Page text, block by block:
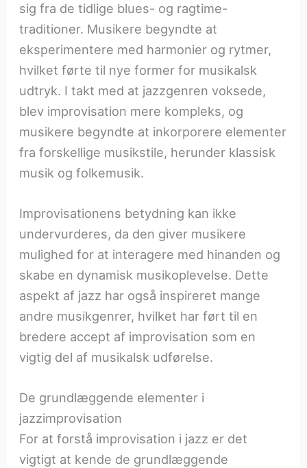
sig fra de tidlige blues- og ragtime-
traditioner. Musikere begyndte at
eksperimentere med harmonier og rytmer,
hvilket førte til nye former for musikalsk
udtryk. I takt med at jazzgenren voksede,
blev improvisation mere kompleks, og
musikere begyndte at inkorporere elementer
fra forskellige musikstile, herunder klassisk
musik og folkemusik.
Improvisationens betydning kan ikke
undervurderes, da den giver musikere
mulighed for at interagere med hinanden og
skabe en dynamisk musikoplevelse. Dette
aspekt af jazz har også inspireret mange
andre musikgenrer, hvilket har ført til en
bredere accept af improvisation som en
vigtig del af musikalsk udførelse.
De grundlæggende elementer i
jazzimprovisation
For at forstå improvisation i jazz er det
vigtigt at kende de grundlæggende